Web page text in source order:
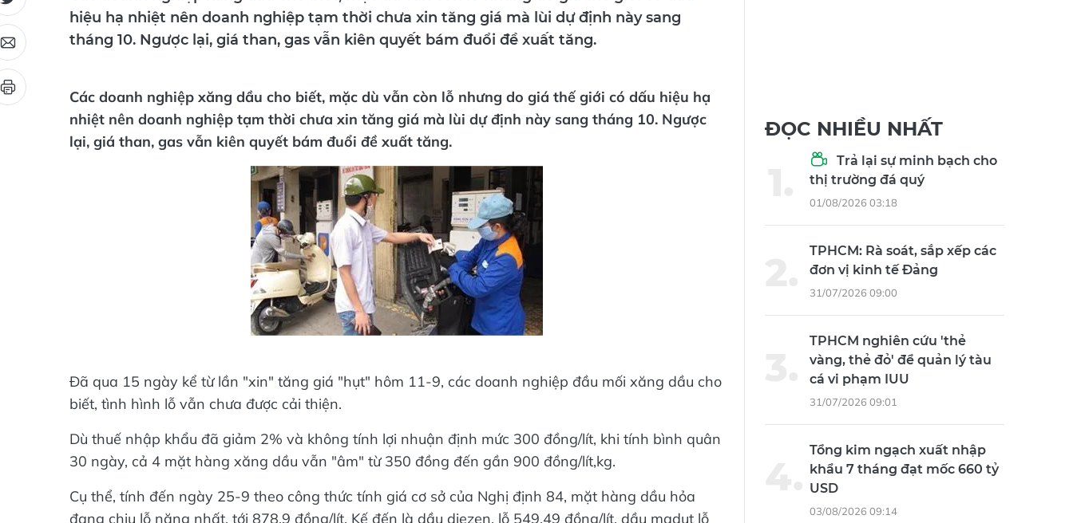
hiệu hạ nhiệt nên doanh nghiệp tạm thời chưa xin tăng giá mà lùi dự định này sang
tháng 10. Ngược lại, giá than, gas vẫn kiên quyết bám đuổi đề xuất tăng.
Các doanh nghiệp xăng dầu cho biết, mặc dù vẫn còn lỗ nhưng do giá thế giới có dấu hiệu hạ
nhiệt nên doanh nghiệp tạm thời chưa xin tăng giá mà lùi dự định này sang tháng 10. Ngược
lại, giá than, gas vẫn kiên quyết bám đuổi đề xuất tăng.
Đã qua 15 ngày kể từ lần "xin" tăng giá "hụt" hôm 11-9, các doanh nghiệp đầu mối xăng dầu cho
biết, tình hình lỗ vẫn chưa được cải thiện.
Dù thuế nhập khẩu đã giảm 2% và không tính lợi nhuận định mức 300 đồng/lít, khi tính bình quân
30 ngày, cả 4 mặt hàng xăng dầu vẫn "âm" từ 350 đồng đến gần 900 đồng/lít,kg.
Cụ thể, tính đến ngày 25-9 theo công thức tính giá cơ sở của Nghị định 84, mặt hàng dầu hỏa
đang chịu lỗ nặng nhất, tới 878,9 đồng/lít. Kế đến là dầu diezen, lỗ 549,49 đồng/lít, dầu madut lỗ
ĐỌC NHIỀU NHẤT
Trả lại sự minh bạch cho
thị trường đá quý
TPHCM: Rà soát, sắp xếp các
đơn vị kinh tế Đảng
TPHCM nghiên cứu 'thẻ
vàng, thẻ đỏ' để quản lý tàu
cá vi phạm IUU
Tổng kim ngạch xuất nhập
khẩu 7 tháng đạt mốc 660 tỷ
USD